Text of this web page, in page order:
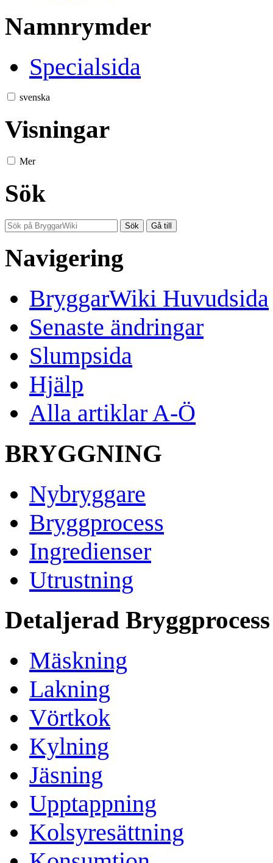
Namnrymder
Specialsida
svenska
Visningar
Mer
Sök
Navigering
BryggarWiki Huvudsida
Senaste ändringar
Slumpsida
Hjälp
Alla artiklar A-Ö
BRYGGNING
Nybryggare
Bryggprocess
Ingredienser
Utrustning
Detaljerad Bryggprocess
Mäskning
Lakning
Vörtkok
Kylning
Jäsning
Upptappning
Kolsyresättning